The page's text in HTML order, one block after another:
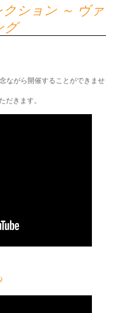
ション ～ ヴァ
グ
ながら開催することができませ
だきます。